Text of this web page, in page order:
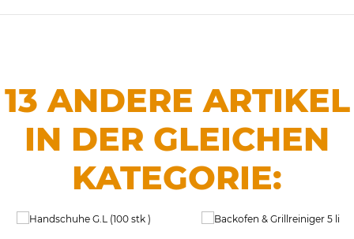
13 ANDERE ARTIKEL
IN DER GLEICHEN
KATEGORIE: